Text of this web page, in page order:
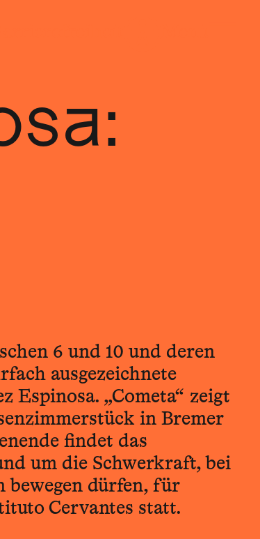
6 und 10 und deren
ausgezeichnete
Espinosa. „Cometa“ zeigt
in Bremer
findet das
um die Schwerkraft, bei
bewegen dürfen, für
Cervantes statt.